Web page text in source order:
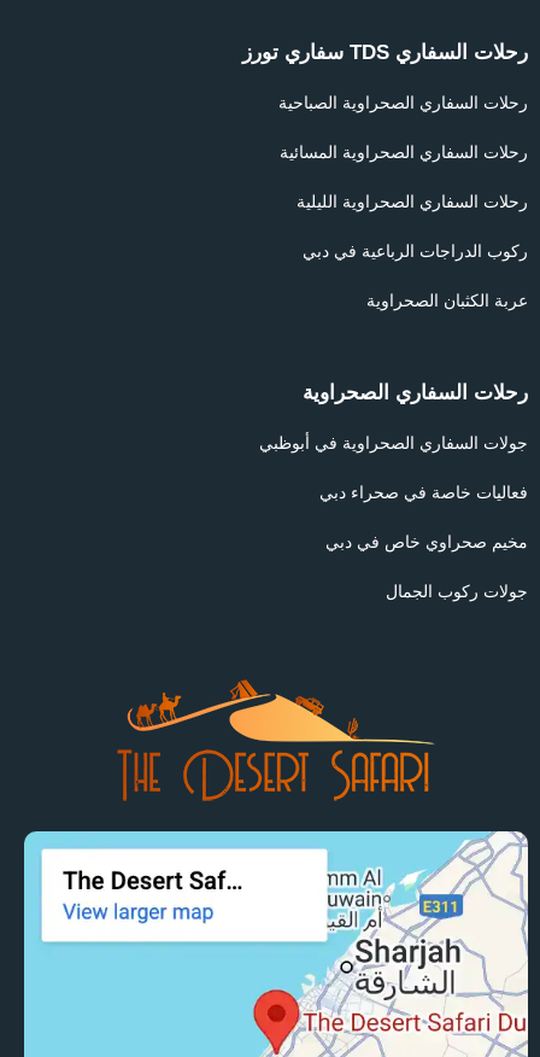
رحلات السفاري TDS سفاري تورز
رحلات السفاري الصحراوية الصباحية
رحلات السفاري الصحراوية المسائية
رحلات السفاري الصحراوية الليلية
ركوب الدراجات الرباعية في دبي
عربة الكثبان الصحراوية
رحلات السفاري الصحراوية
جولات السفاري الصحراوية في أبوظبي
فعاليات خاصة في صحراء دبي
مخيم صحراوي خاص في دبي
جولات ركوب الجمال